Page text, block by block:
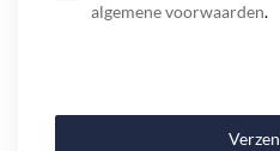
algemene voorwaarden.